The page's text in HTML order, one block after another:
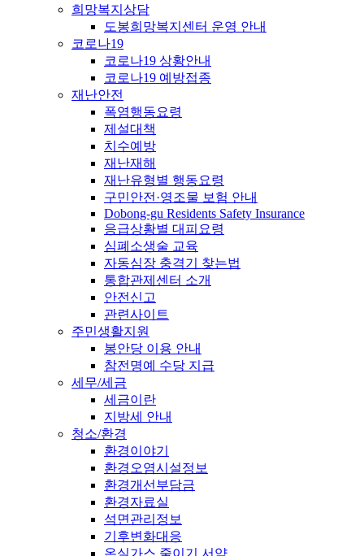
희망복지상담
도봉희망복지센터 운영 안내
코로나19
코로나19 상황안내
코로나19 예방접종
재난안전
폭염행동요령
제설대책
치수예방
재난재해
재난유형별 행동요령
구민안전·영조물 보험 안내
Dobong-gu Residents Safety Insurance
응급상황별 대피요령
심폐소생술 교육
자동심장 충격기 찾는법
통합관제센터 소개
안전신고
관련사이트
주민생활지원
봉안당 이용 안내
참전명예 수당 지급
세무/세금
세금이란
지방세 안내
청소/환경
환경이야기
환경오염시설정보
환경개선부담금
환경자료실
석면관리정보
기후변화대응
온실가스 줄이기 서약